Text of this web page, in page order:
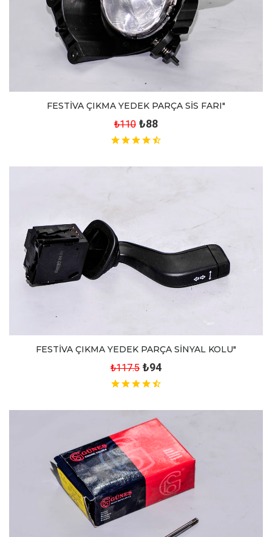
FESTİVA ÇIKMA YEDEK PARÇA SİS FARI"
₺110 ₺88
FESTİVA ÇIKMA YEDEK PARÇA SİNYAL KOLU"
₺117.5 ₺94